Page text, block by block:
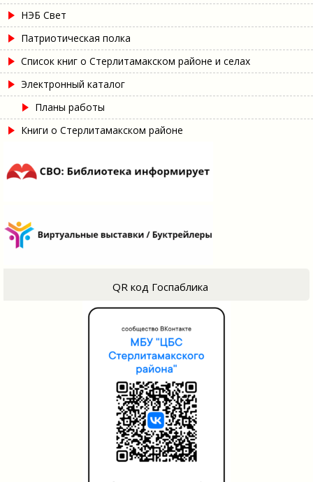
НЭБ Свет
Патриотическая полка
Список книг о Стерлитамакском районе и селах
Электронный каталог
Планы работы
Книги о Стерлитамакском районе
QR код Госпаблика